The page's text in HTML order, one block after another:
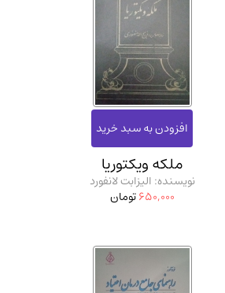
ملکه ویکتوریا
نویسنده: الیزابت لانفورد
650,000تومان